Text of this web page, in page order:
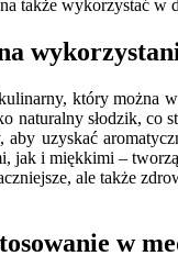
także wykorzystać w
który można
słodzik, co
uzyskać
jak i miękkimi –
ale także
w